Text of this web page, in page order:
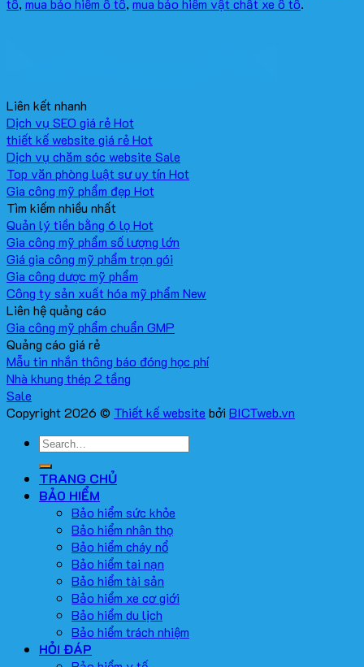
tô, mua bảo hiểm ô tô, mua bảo hiểm vật chất xe ô tô.
Liên kết nhanh
Dịch vụ SEO giá rẻ
thiết kế website giá rẻ
Dịch vụ chăm sóc website
Top văn phòng luật sư uy tín
Gia công mỹ phẩm đẹp
Tìm kiếm nhiều nhất
Quản lý tiền bằng 6 lọ
Gia công mỹ phẩm số lượng lớn
Giá gia công mỹ phẩm trọn gói
Gia công dược mỹ phẩm
Công ty sản xuất hóa mỹ phẩm
Liên hệ quảng cáo
Gia công mỹ phẩm chuẩn GMP
Quảng cáo giá rẻ
Mẫu tin nhắn thông báo đóng học phí
Nhà khung thép 2 tầng
Copyright 2026 © Thiết kế website bởi BICTweb.vn
TRANG CHỦ
BẢO HIỂM
Bảo hiểm sức khỏe
Bảo hiểm nhân thọ
Bảo hiểm cháy nổ
Bảo hiểm tai nạn
Bảo hiểm tài sản
Bảo hiểm xe cơ giới
Bảo hiểm du lịch
Bảo hiểm trách nhiệm
HỎI ĐÁP